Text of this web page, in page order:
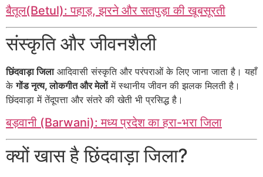
बैतूल(Betul): पहाड़, झरने और सतपुड़ा की खूबसूरती
संस्कृति और जीवनशैली
छिंदवाड़ा जिलाआदिवासी संस्कृति और परंपराओं के लिए जाना जाता है। यहाँ
केगोंड नृत्य, लोकगीत और मेलोंमें स्थानीय जीवन की झलक मिलती है।
छिंदवाड़ा में तेंदूपत्ता और संतरे की खेती भी प्रसिद्ध है।
बड़वानी (Barwani): मध्य प्रदेश का हरा-भरा जिला
क्यों खास है छिंदवाड़ा जिला?